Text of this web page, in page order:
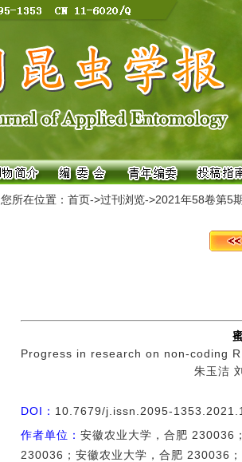
您所在位置： 首页->过刊浏览->2021年58卷第5
Progress in research on non-coding
朱玉洁
DOI： 10.7679/j.issn.2095-
作者单位： 安徽农业大学，合肥 230036
230036；安徽农业大学，合肥 230036